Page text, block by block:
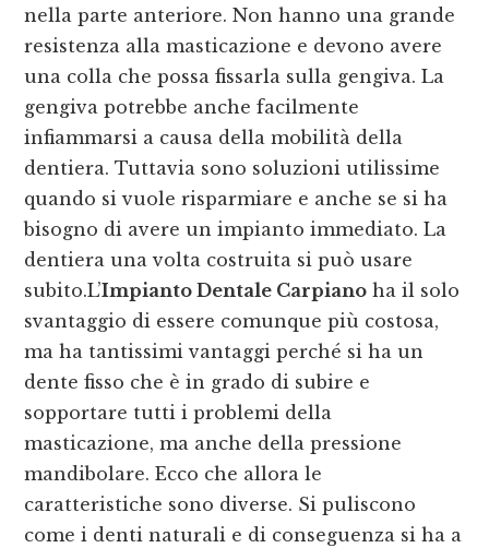
nella parte anteriore. Non hanno una grande
resistenza alla masticazione e devono avere
una colla che possa fissarla sulla gengiva. La
gengiva potrebbe anche facilmente
infiammarsi a causa della mobilità della
dentiera. Tuttavia sono soluzioni utilissime
quando si vuole risparmiare e anche se si ha
bisogno di avere un impianto immediato. La
dentiera una volta costruita si può usare
subito.L’Impianto Dentale Carpiano ha il solo
svantaggio di essere comunque più costosa,
ma ha tantissimi vantaggi perché si ha un
dente fisso che è in grado di subire e
sopportare tutti i problemi della
masticazione, ma anche della pressione
mandibolare. Ecco che allora le
caratteristiche sono diverse. Si puliscono
come i denti naturali e di conseguenza si ha a